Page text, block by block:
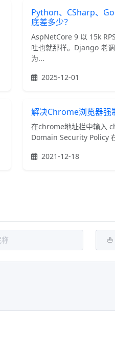
Python、CSharp、
底差多少？
AspNetCore 9 以 15k
吐也就那样。Django 老
为...
2025-12-01
解决Chrome浏览器
在chrome地址栏中输入
Domain Security Policy
2021-12-18